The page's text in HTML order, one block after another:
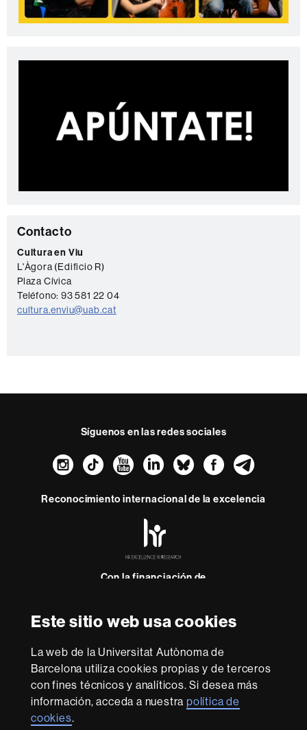
Este sitio web usa cookies
La web de la Universitat Autònoma de
Barcelona utiliza cookies propias y de terceros
con fines técnicos y analíticos. Si desea más
información, acceda a nuestrapolítica de
cookies.
C
o
n
t
a
Contacto
Cultura en Viu
L'Àgora (Edificio R)
Plaza Cívica
Teléfono: 93 581 22 04
cultura.enviu@uab.cat
Síguenos en las redes sociales
Instagram
TikTokYouTube
LinkedIn
Bluesky
Reconocimiento internacional de la excelencia
-
Con la financiación de
esta
web Aviso legal Protección de datos Sobre el
Accesibilidad web
Somos una universidad líder que imparte una docencia